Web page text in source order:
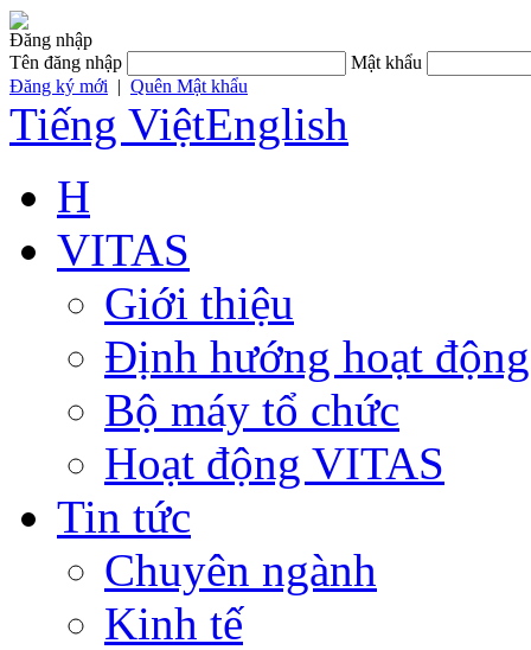
Đăng nhập
Tên đăng nhập
Mật khẩu
Đăng ký mới | Quên Mật khẩu
Tiếng ViệtEnglish
H
VITAS
Giới thiệu
Định hướng hoạt động
Bộ máy tổ chức
Hoạt động VITAS
Tin tức
Chuyên ngành
Kinh tế